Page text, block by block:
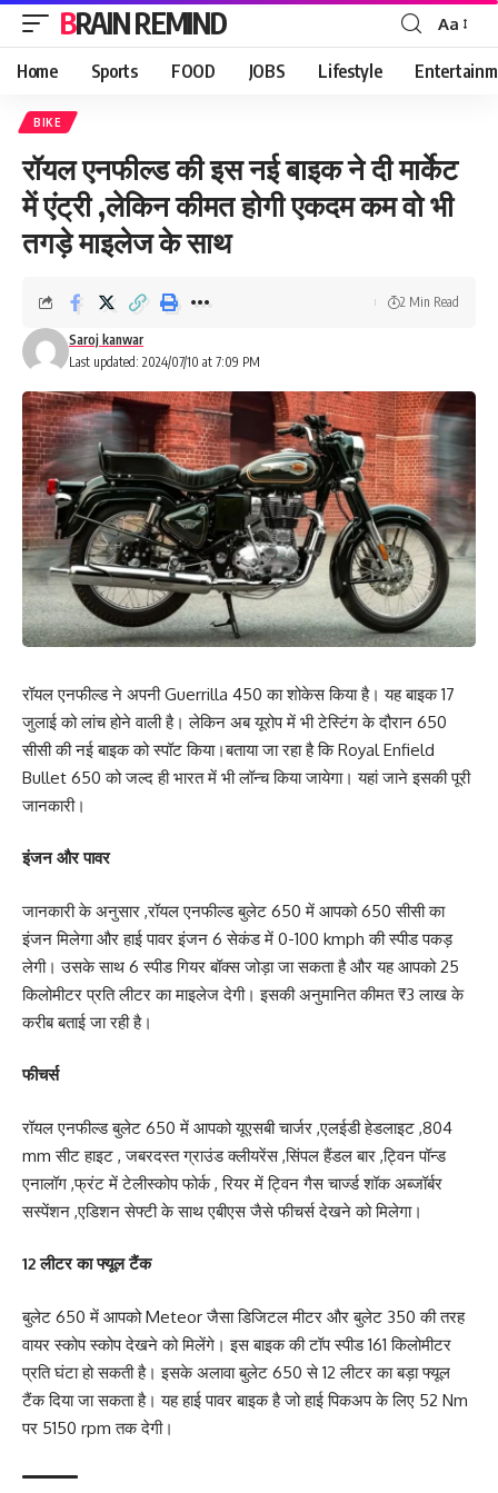
BRAIN REMIND
Font
Resizer
Aa
Home Sports FOOD JOBS Lifestyle
BIKE
रॉयल एनफील्ड की इस नई बाइक ने दी मार्केट
में एंट्री ,लेकिन कीमत होगी एकदम कम वो भी
तगड़े माइलेज के साथ
Last updated: 2024/07/10 at 7:09 PM
Saroj kanwar
2 Min Read
रॉयल एनफील्ड ने अपनी Guerrilla 450 का शोकेस किया है। यह बाइक 17
जुलाई को लांच होने वाली है। लेकिन अब यूरोप में भी टेस्टिंग के दौरान 650
सीसी की नई बाइक को स्पॉट किया।बताया जा रहा है कि Royal Enfield
Bullet 650 को जल्द ही भारत में भी लॉन्च किया जायेगा। यहां जाने इसकी पूरी
जानकारी।
इंजन और पावर
जानकारी के अनुसार ,रॉयल एनफील्ड बुलेट 650 में आपको 650 सीसी का
इंजन मिलेगा और हाई पावर इंजन 6 सेकंड में 0-100 kmph की स्पीड पकड़
लेगी। उसके साथ 6 स्पीड गियर बॉक्स जोड़ा जा सकता है और यह आपको 25
किलोमीटर प्रति लीटर का माइलेज देगी। इसकी अनुमानित कीमत ₹3 लाख के
करीब बताई जा रही है।
फीचर्स
रॉयल एनफील्ड बुलेट 650 में आपको यूएसबी चार्जर ,एलईडी हेडलाइट ,804
mm सीट हाइट , जबरदस्त ग्राउंड क्लीयरेंस ,सिंपल हैंडल बार ,ट्विन पॉन्ड
एनालॉग ,फ्रंट में टेलीस्कोप फोर्क , रियर में ट्विन गैस चार्ज्ड शॉक अब्जॉर्बर
सस्पेंशन ,एडिशन सेफ्टी के साथ एबीएस जैसे फीचर्स देखने को मिलेगा।
12 लीटर का फ्यूल टैंक
बुलेट 650 में आपको Meteor जैसा डिजिटल मीटर और बुलेट 350 की तरह
वायर स्कोप स्कोप देखने को मिलेंगे। इस बाइक की टॉप स्पीड 161 किलोमीटर
प्रति घंटा हो सकती है। इसके अलावा बुलेट 650 से 12 लीटर का बड़ा फ्यूल
टैंक दिया जा सकता है। यह हाई पावर बाइक है जो हाई पिकअप के लिए 52 Nm
पर 5150 rpm तक देगी।